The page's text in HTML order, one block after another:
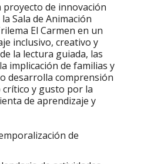
de innovación
Sala de Animación
El Carmen en un
inclusivo, creativo y
la lectura guiada, las
implicación de familias y
desarrolla comprensión
y gusto por la
de aprendizaje y
de